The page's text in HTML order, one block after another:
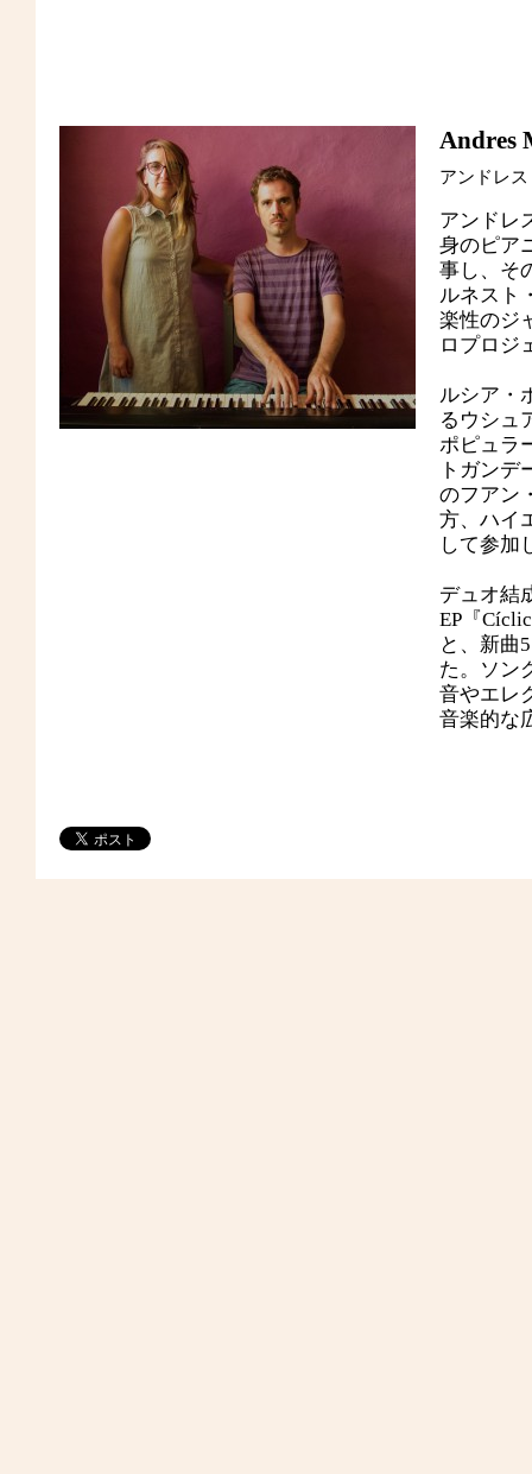
Andres
アンドレ
アンドレ
身のピア
事し、そ
ルネスト
楽性のジ
ロプロジ
ルシア・
るウシュ
ポピュラ
トガンデ
のフアン
方、ハイ
して参加
デュオ結
EP『
と、新曲
た。ソン
音やエレ
音楽的な